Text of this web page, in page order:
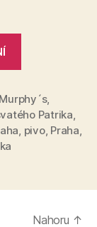
Patrika?
Vybírete
z
pubů
,
Patrika,
, pivo, Praha,
Nahoru ↑